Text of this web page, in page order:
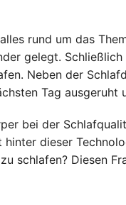
rund um das
gelegt.
Neben der
Tag ausgeruht
bei der
dieser
schlafen? Diesen